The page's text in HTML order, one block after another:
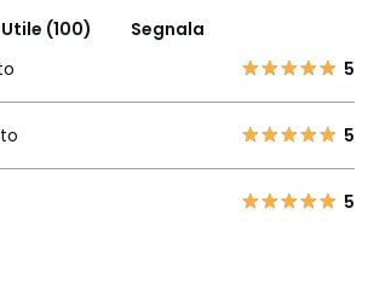
Utile (100)
Segnala
5
5
5